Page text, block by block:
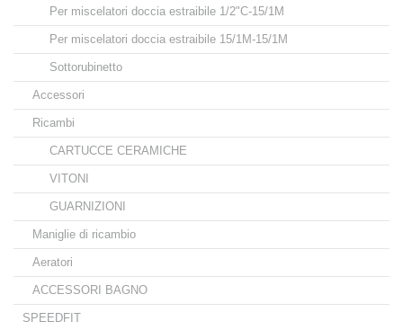
Per miscelatori doccia estraibile 1/2"C-15/1M
Per miscelatori doccia estraibile 15/1M-15/1M
Sottorubinetto
Accessori
Ricambi
CARTUCCE CERAMICHE
VITONI
GUARNIZIONI
Maniglie di ricambio
Aeratori
ACCESSORI BAGNO
SPEEDFIT